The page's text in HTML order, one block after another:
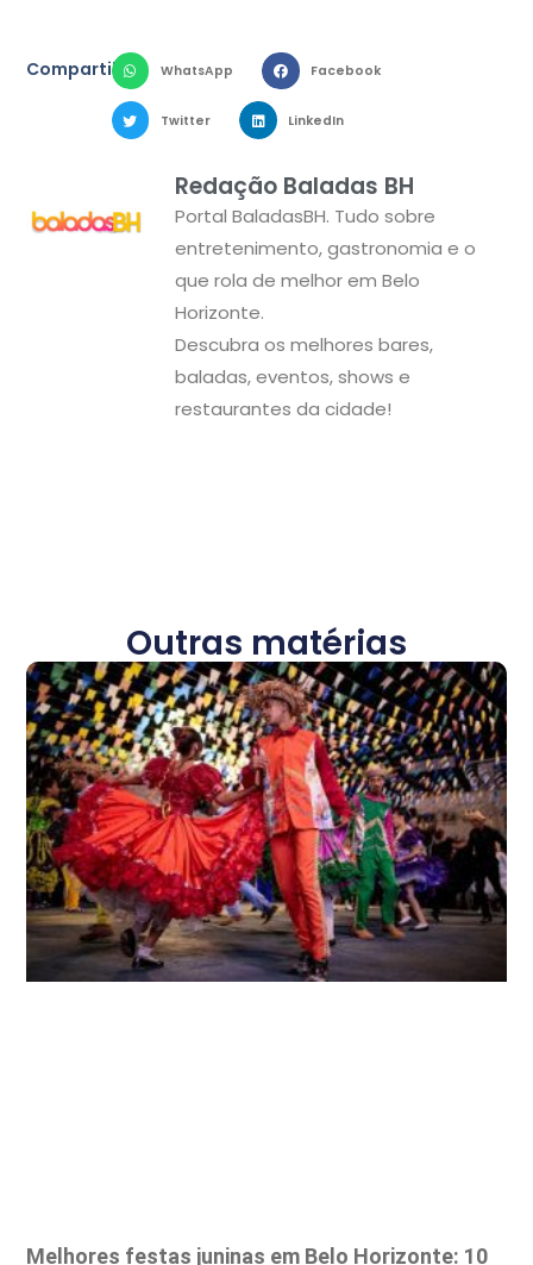
Compartilhe: WhatsApp Facebook
Twitter LinkedIn
Redação Baladas BH
Portal BaladasBH. Tudo sobre
entretenimento, gastronomia e o
que rola de melhor em Belo
Horizonte.
Descubra os melhores bares,
baladas, eventos, shows e
restaurantes da cidade!
Outras matérias
Melhores festas juninas em Belo Horizonte: 10